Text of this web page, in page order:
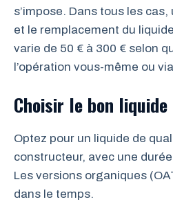
s’impose. Dans tous les
et le remplacement du
varie de 50 € à 300 € selon
l’opération vous-même ou
Choisir le bon liquide
Optez pour un liquide de
constructeur, avec une
Les versions organiques
dans le temps.